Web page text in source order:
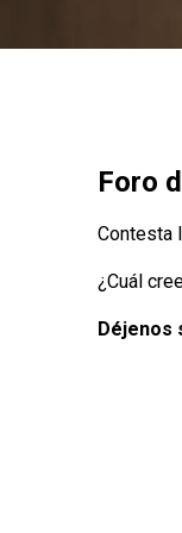
Foro
Contesta
¿Cuál
Déjenos